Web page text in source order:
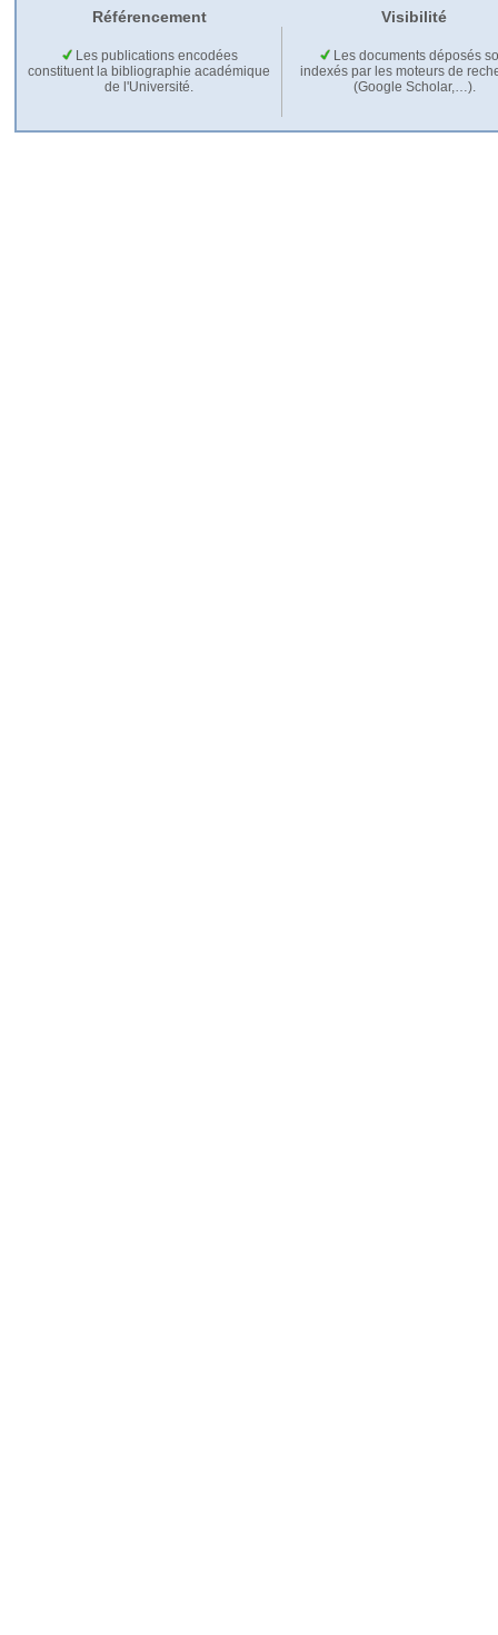
Référencement Visibilité
Les publications encodées
constituent la bibliographie académique
de l'Université.
Les documents déposés
indexés par les moteurs de
(Google Scholar,…).